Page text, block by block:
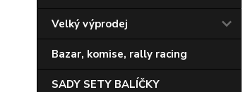
Velký výprodej
Bazar, komise, rally racing
SADY SETY BALÍČKY